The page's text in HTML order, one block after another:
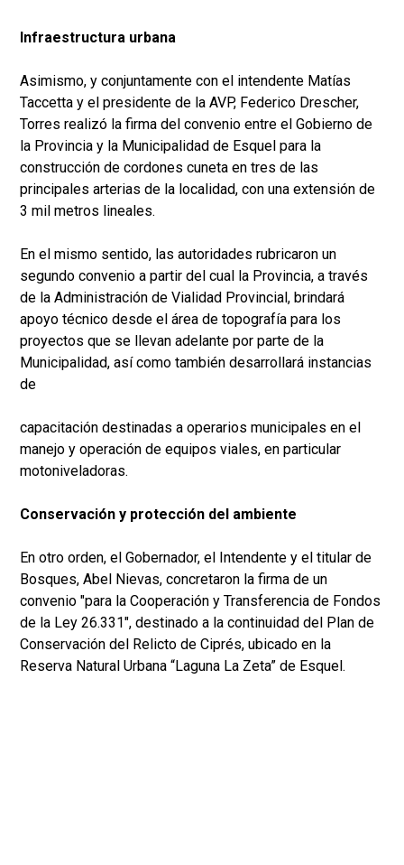
Infraestructura urbana
Asimismo, y conjuntamente con el intendente Matías
Taccetta y el presidente de la AVP, Federico Drescher,
Torres realizó la firma del convenio entre el Gobierno de
la Provincia y la Municipalidad de Esquel para la
construcción de cordones cuneta en tres de las
principales arterias de la localidad, con una extensión de
3 mil metros lineales.
En el mismo sentido, las autoridades rubricaron un
segundo convenio a partir del cual la Provincia, a través
de la Administración de Vialidad Provincial, brindará
apoyo técnico desde el área de topografía para los
proyectos que se llevan adelante por parte de la
Municipalidad, así como también desarrollará instancias
de
capacitación destinadas a operarios municipales en el
manejo y operación de equipos viales, en particular
motoniveladoras.
Conservación y protección del ambiente
En otro orden, el Gobernador, el Intendente y el titular de
Bosques, Abel Nievas, concretaron la firma de un
convenio "para la Cooperación y Transferencia de Fondos
de la Ley 26.331", destinado a la continuidad del Plan de
Conservación del Relicto de Ciprés, ubicado en la
Reserva Natural Urbana “Laguna La Zeta” de Esquel.